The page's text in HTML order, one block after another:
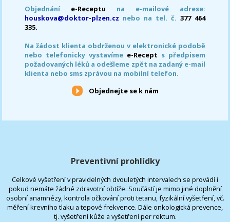
Objednání e-Receptu na e-mailové adrese:
houskova@doktor-plzen.cz nebo na tel. č. 377 464
335.
Na žádost klienta obdrženou v elektronické podobě
nebo telefonicky vystavíme e-Recept s předpisem
požadovaných léků a odešleme zpět na zadaný e-mail
klienta nebo sms zprávou na mobilní telefon.
Objednejte se k nám
Preventivní prohlídky
Celkové vyšetření v pravidelných dvouletých intervalech se provádí i
pokud nemáte žádné zdravotní obtíže. Součástí je mimo jiné doplnění
osobní anamnézy, kontrola očkování proti tetanu, fyzikální vyšetření, vč.
měření krevního tlaku a tepové frekvence. Dále onkologická prevence,
tj. vyšetření kůže a vyšetření per rektum.